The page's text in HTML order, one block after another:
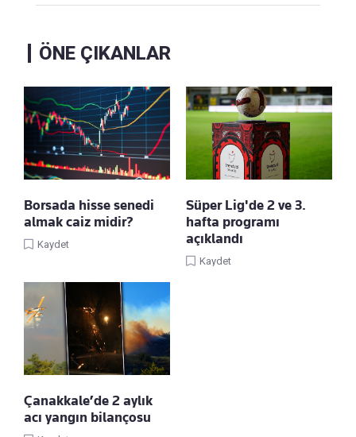
ÖNE ÇIKANLAR
Borsada hisse senedi
almak caiz midir?
Kaydet
Süper Lig'de 2 ve 3.
hafta programı
açıklandı
Kaydet
Çanakkale’de 2 aylık
acı yangın bilançosu